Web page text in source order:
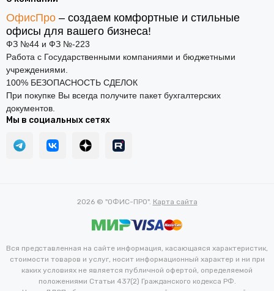
ОфисПро – создаем комфортные и стильные
офисы для вашего бизнеса!
ФЗ №44 и ФЗ №-223
Работа с Государственными компаниями и бюджетными
учреждениями.
100% БЕЗОПАСНОСТЬ СДЕЛОК
При покупке Вы всегда получите пакет бухгалтерских
документов.
Мы в социальных сетях
2026 © "ОФИС-ПРО". Карта сайта
Вся представленная на сайте информация, касающаяся характеристик,
стоимости товаров и услуг, носит информационный характер и ни при
каких условиях не является публичной офертой, определяемой
положениями Статьи 437(2) Гражданского кодекса РФ.